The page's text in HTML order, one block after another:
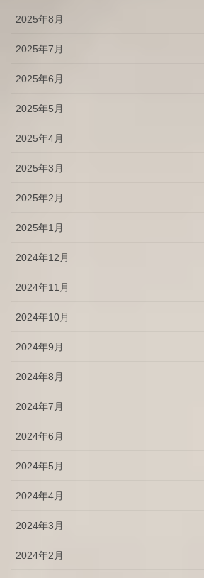
2025年8月
2025年7月
2025年6月
2025年5月
2025年4月
2025年3月
2025年2月
2025年1月
2024年12月
2024年11月
2024年10月
2024年9月
2024年8月
2024年7月
2024年6月
2024年5月
2024年4月
2024年3月
2024年2月